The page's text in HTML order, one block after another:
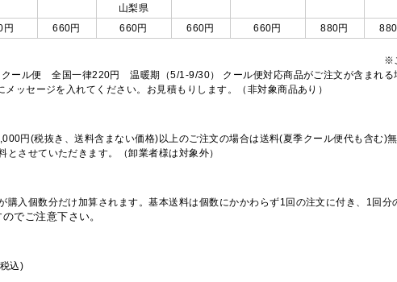
山梨県
円 660円 660円 660円 660円 880円
※
ール便 全国一律220円 温暖期（5/1-9/30） クール便対応商品がご注文が含まれる
ッセージを入れてください。お見積もりします。（非対象商品あり）
円(税抜き、送料含まない価格)以上のご注文の場合は送料(夏季クール便代も含む)無
させていただきます。（卸業者様は対象外）
入個数分だけ加算されます。基本送料は個数にかかわらず1回の注文に付き、1回分
でご注意下さい。
込)